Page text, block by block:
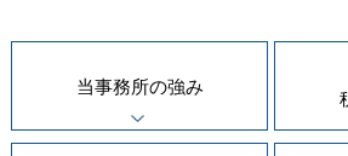
当事務所の強み